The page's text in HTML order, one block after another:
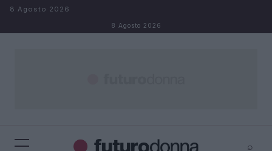
Salta al contenuto
8 Agosto 2026
8 Agosto 2026
⌕